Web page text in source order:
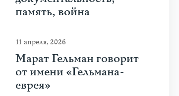
память, война
11 апреля, 2026
Марат Гельман говорит
от имени «Гельмана-
еврея»